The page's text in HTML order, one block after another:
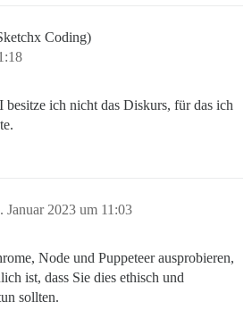
Coding)
besitze ich nicht das Diskurs, für das ich
Januar 2023 um 11:03
Node und Puppeteer ausprobieren,
ist, dass Sie dies ethisch und
sollten.